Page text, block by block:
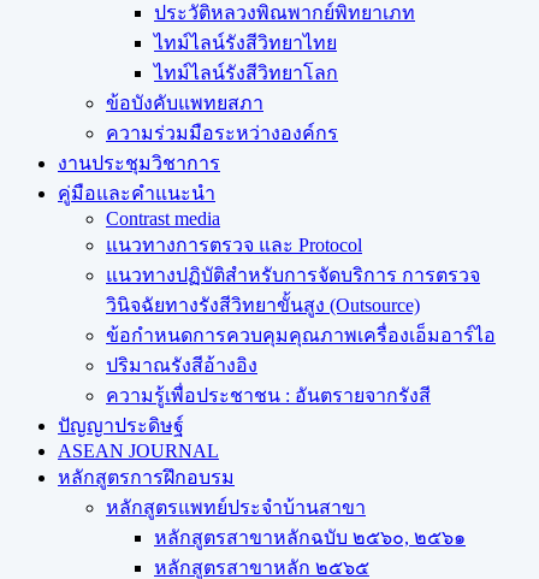
ประวัติหลวงพิณพากย์พิทยาเภท
ไทม์ไลน์รังสีวิทยาไทย
ไทม์ไลน์รังสีวิทยาโลก
ข้อบังคับแพทยสภา
ความร่วมมือระหว่างองค์กร
งานประชุมวิชาการ
คู่มือและคำแนะนำ
Contrast media
แนวทางการตรวจ และ Protocol
แนวทางปฏิบัติสำหรับการจัดบริการ การตรวจ
วินิจฉัยทางรังสีวิทยาขั้นสูง (Outsource)
ข้อกำหนดการควบคุมคุณภาพเครื่องเอ็มอาร์ไอ
ปริมาณรังสีอ้างอิง
ความรู้เพื่อประชาชน : อันตรายจากรังสี
ปัญญาประดิษฐ์
ASEAN JOURNAL
หลักสูตรการฝึกอบรม
หลักสูตรแพทย์ประจำบ้านสาขา
หลักสูตรสาขาหลักฉบับ ๒๕๖๐, ๒๕๖๑
หลักสูตรสาขาหลัก ๒๕๖๕